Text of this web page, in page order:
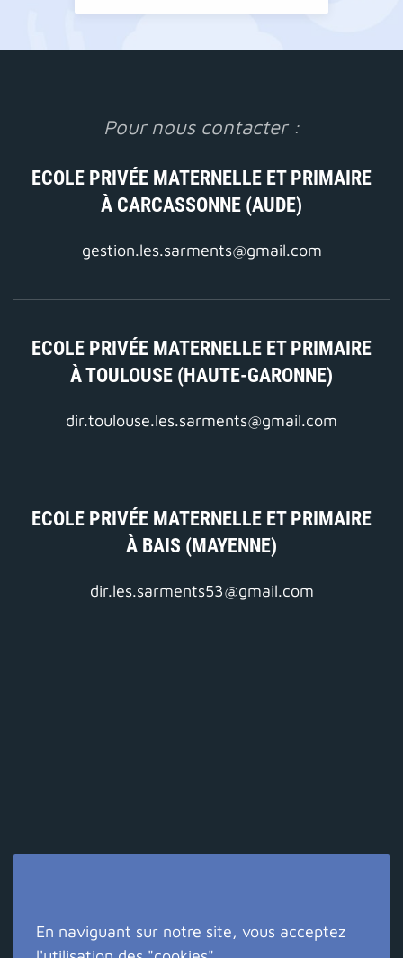
Pour nous contacter :
ECOLE PRIVÉE MATERNELLE ET PRIMAIRE
À CARCASSONNE (AUDE)
gestion.les.sarments@gmail.com
ECOLE PRIVÉE MATERNELLE ET PRIMAIRE
À TOULOUSE (HAUTE-GARONNE)
dir.toulouse.les.sarments@gmail.com
ECOLE PRIVÉE MATERNELLE ET PRIMAIRE
À BAIS (MAYENNE)
dir.les.sarments53@gmail.com
Suivez-nous !
En naviguant sur notre site, vous acceptez